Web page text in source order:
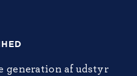
generation af udstyr